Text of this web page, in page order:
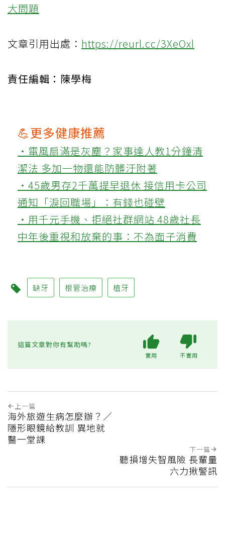
大問題
文章引用出處： https://reurl.cc/3XeOxl
責任編輯：陳學梅
💪更多健康推薦
‧電風扇滿是灰塵？家事達人教1分鐘清
潔法 多加一物還能防髒汙附著
‧45歲男存2千萬提早退休 接信用卡公司
通知「淚回職場」：有錢也碰壁
‧用千元手機、拒絕社群網站 48歲社長
中年後重視和放棄的事：不為面子消費
缺牙 根管治療 植牙
這篇文章對你有幫助嗎?
實用 不實用
上一篇
海外旅遊生病怎麼辦？／
隱形眼鏡給教訓 異地就
醫一堂課
下一篇
聽損增失智風險 長輩量
六力揪警訊